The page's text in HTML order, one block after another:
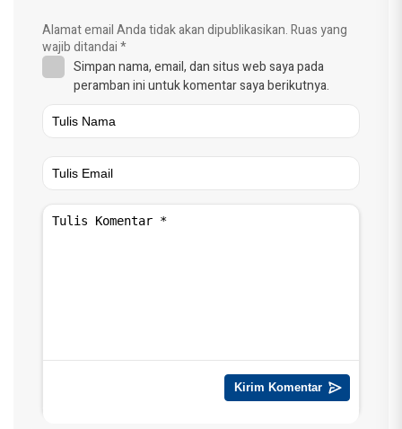
Alamat email Anda tidak akan dipublikasikan.Ruas yang
wajib ditandai*
Simpan nama, email, dan situs web saya pada
peramban ini untuk komentar saya berikutnya.